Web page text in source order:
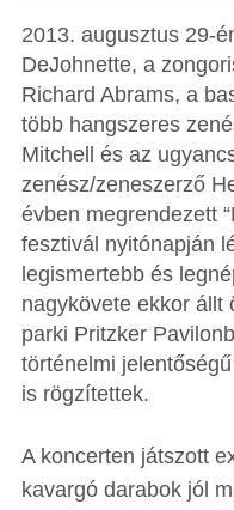
2013. augusztus 29-
DeJohnette, a
Richard Abrams, a
több hangszeres
Mitchell és az
zenész/zeneszerző
évben megrendezett
fesztivál nyitónapján
legismertebb és
nagykövete ekkor állt
parki Pritzker
történelmi
is rögzítettek.
A koncerten játszott
kavargó darabok jól